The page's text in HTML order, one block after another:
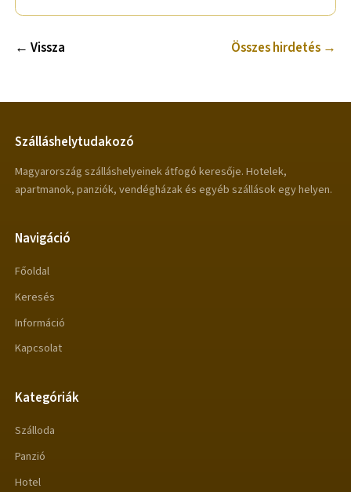
← Vissza Összes hirdetés →
Szálláshelytudakozó
Magyarország szálláshelyeinek átfogó keresője. Hotelek,
apartmanok, panziók, vendégházak és egyéb szállások egy helyen.
Navigáció
Főoldal
Keresés
Információ
Kapcsolat
Kategóriák
Szálloda
Panzió
Hotel